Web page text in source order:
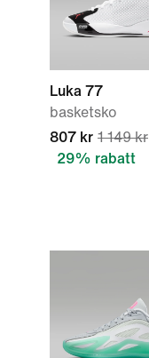
Luka 77
basketsko
807 kr 1 149 kr
29% rabatt